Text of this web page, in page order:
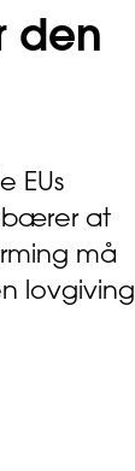
den
EUs
at
må
lovgiving